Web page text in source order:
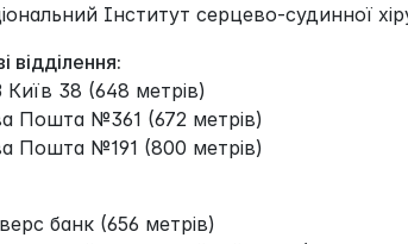
Інститут серцево-судинної
відділення:
38 (648 метрів)
Пошта №361 (672 метрів)
Пошта №191 (800 метрів)
банк (656 метрів)